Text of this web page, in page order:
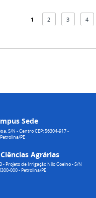
1 2 3 4
Sede
S/N - Centro CEP: 56304-917 -
Petrolina/PE
Agrárias
- Projeto de Irrigação Nilo Coelho - S/N
000 - Petrolina/PE